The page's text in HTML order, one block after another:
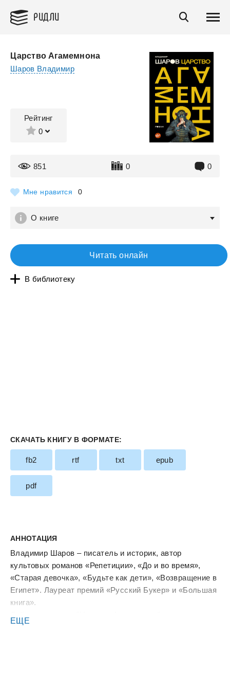
РИДЛИ
Царство Агамемнона
Шаров Владимир
Рейтинг
0
851 0 0
Мне нравится 0
О книге
Читать онлайн
В библиотеку
СКАЧАТЬ КНИГУ В ФОРМАТЕ:
fb2 rtf txt epub
pdf
АННОТАЦИЯ
Владимир Шаров – писатель и историк, автор
культовых романов «Репетиции», «До и во время»,
«Старая девочка», «Будьте как дети», «Возвращение в
Египет». Лауреат премий «Русский Букер» и «Большая
книга».
в античности – повествование охватывает XX век и
ЕЩЕ